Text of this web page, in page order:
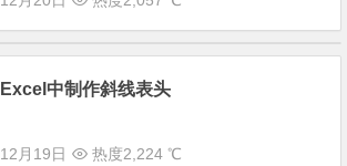
Excel中制作斜线表头
12月19日 热度2,224 ℃